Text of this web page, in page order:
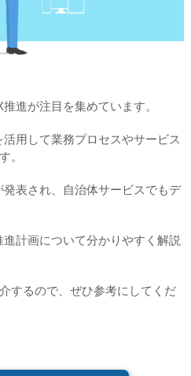
進が注目を集めています。
用して業務プロセスやサービス
。
表され、自治体サービスでもデ
計画について分かりやすく解説
するので、ぜひ参考にしてくだ